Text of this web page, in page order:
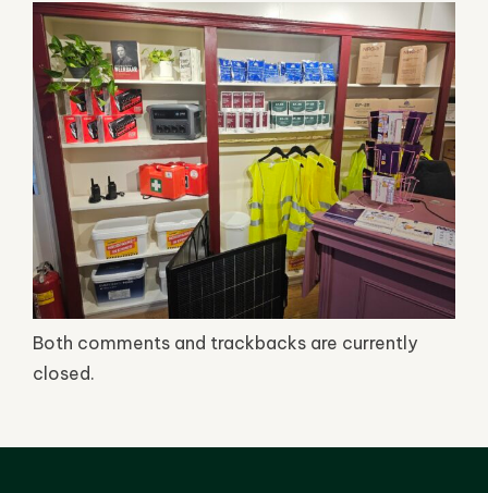
Both comments and trackbacks are currently
closed.